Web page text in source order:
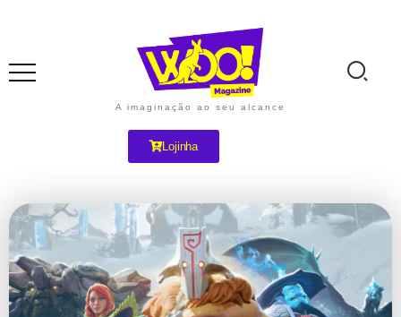
A imaginação ao seu alcance
Lojinha